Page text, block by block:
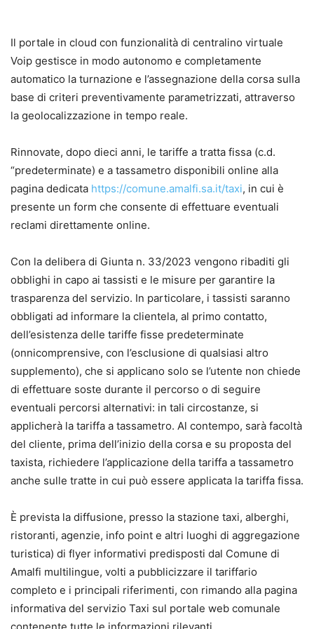
Il portale in cloud con funzionalità di centralino virtuale
Voip gestisce in modo autonomo e completamente
automatico la turnazione e l’assegnazione della corsa sulla
base di criteri preventivamente parametrizzati, attraverso
la geolocalizzazione in tempo reale.
Rinnovate, dopo dieci anni, le tariffe a tratta fissa (c.d.
“predeterminate) e a tassametro disponibili online alla
pagina dedicata https://comune.amalfi.sa.it/taxi, in cui è
presente un form che consente di effettuare eventuali
reclami direttamente online.
Con la delibera di Giunta n. 33/2023 vengono ribaditi gli
obblighi in capo ai tassisti e le misure per garantire la
trasparenza del servizio. In particolare, i tassisti saranno
obbligati ad informare la clientela, al primo contatto,
dell’esistenza delle tariffe fisse predeterminate
(onnicomprensive, con l’esclusione di qualsiasi altro
supplemento), che si applicano solo se l’utente non chiede
di effettuare soste durante il percorso o di seguire
eventuali percorsi alternativi: in tali circostanze, si
applicherà la tariffa a tassametro. Al contempo, sarà facoltà
del cliente, prima dell’inizio della corsa e su proposta del
taxista, richiedere l’applicazione della tariffa a tassametro
anche sulle tratte in cui può essere applicata la tariffa fissa.
È prevista la diffusione, presso la stazione taxi, alberghi,
ristoranti, agenzie, info point e altri luoghi di aggregazione
turistica) di flyer informativi predisposti dal Comune di
Amalfi multilingue, volti a pubblicizzare il tariffario
completo e i principali riferimenti, con rimando alla pagina
informativa del servizio Taxi sul portale web comunale